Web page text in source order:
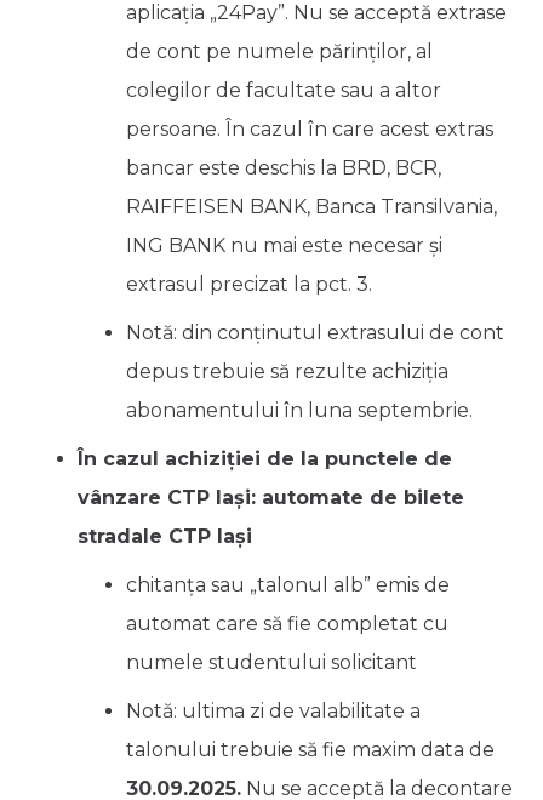
aplicația „24Pay”. Nu se acceptă extrase
de cont pe numele părinților, al
colegilor de facultate sau a altor
persoane. În cazul în care acest extras
bancar este deschis la BRD, BCR,
RAIFFEISEN BANK, Banca Transilvania,
ING BANK nu mai este necesar și
extrasul precizat la pct. 3.
Notă: din conținutul extrasului de cont
depus trebuie să rezulte achiziția
abonamentului în luna septembrie.
În cazul achiziției de la punctele de
vânzare CTP Iași: automate de bilete
stradale CTP Iaşi
chitanța sau „talonul alb” emis de
automat care să fie completat cu
numele studentului solicitant
Notă: ultima zi de valabilitate a
talonului trebuie să fie maxim data de
30.09.2025. Nu se acceptă la decontare